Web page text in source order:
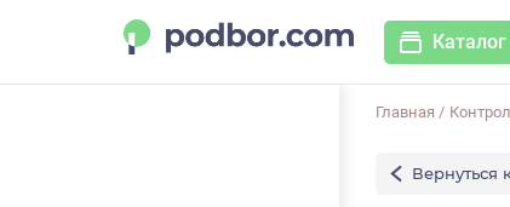
Каталог
Главная /
Вернуться